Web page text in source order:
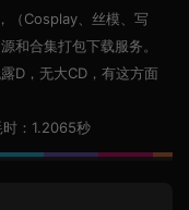
（Cosplay、丝模、写
和合集打包下载服务。
D，无大CD，有这方面
：1.2065秒